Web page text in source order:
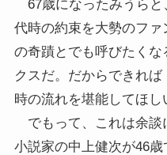
67歳になったみうらと
代時の約束を大勢のフ
の奇蹟とでも呼びたく
クスだ。だからできれば
時の流れを堪能してほし
でもって、これは余談
小説家の中上健次が46